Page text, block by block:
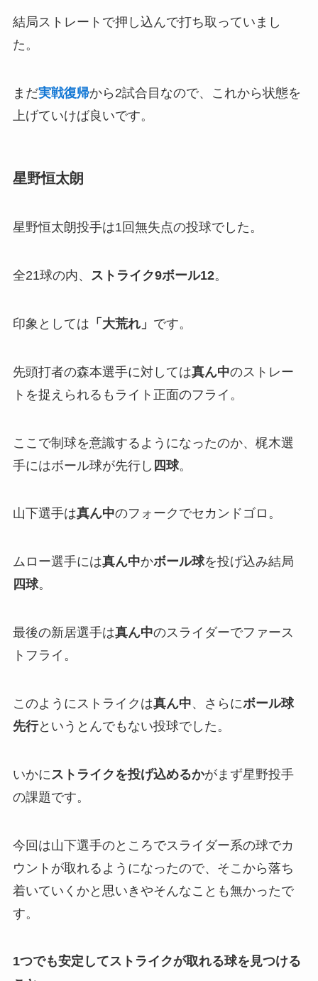
結局ストレートで押し込んで打ち取っていまし
た。
まだ実戦復帰から2試合目なので、これから状態を
上げていけば良いです。
星野恒太朗
星野恒太朗投手は1回無失点の投球でした。
全21球の内、 ストライク9ボール12。
印象としては 「 大荒れ」 です。
先頭打者の森本選手に対しては真ん中のストレー
トを捉えられるもライト正面のフライ。
ここで制球を意識するようになったのか、梶木選
手にはボール球が先行し 四球。
山下選手は真ん中のフォークでセカンドゴロ。
ムロー選手には真ん中かボール球を投げ込み結局
四球。
最後の新居選手は真ん中のスライダーでファース
トフライ。
このようにストライクは真ん中、さらにボール球
先行というとんでもない投球でした。
いかに ストライクを投げ込めるかがまず星野投手
の課題です。
今回は山下選手のところでスライダー系の球でカ
ウントが取れるようになったので、そこから落ち
着いていくかと思いきやそんなことも無かったで
す。
1つでも安定してストライクが取れる球を見つける